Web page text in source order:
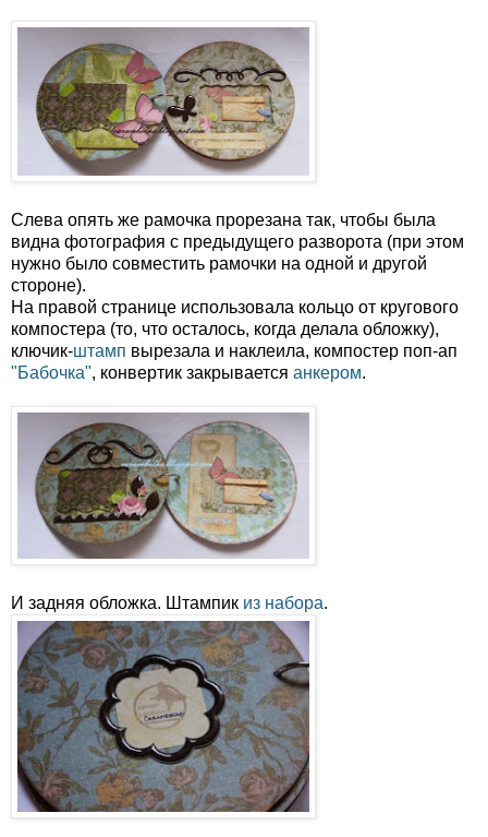
Слева опять же рамочка прорезана так, чтобы была
видна фотография с предыдущего разворота (при этом
нужно было совместить рамочки на одной и другой
стороне).
На правой странице использовала кольцо от кругового
компостера (то, что осталось, когда делала обложку),
ключик-штамп вырезала и наклеила, компостер поп-ап
"Бабочка", конвертик закрывается анкером.
И задняя обложка. Штампик из набора.